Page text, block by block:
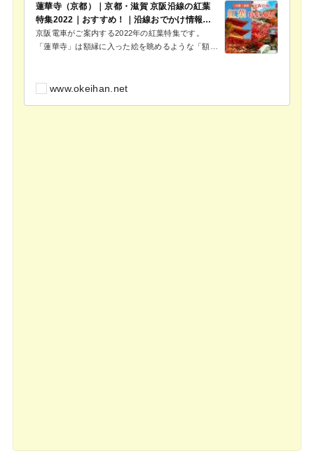
蓮華寺（京都）｜京都・滋賀 京阪沿線の紅葉
特集2022｜おすすめ！｜沿線おでかけ情報
（おけいはん.ねっと）｜京阪電気鉄道株式会
社
京阪電車がご案内する2022年の紅葉特集です。
「蓮華寺」は額縁に入った絵を眺めるような「額縁
www.okeihan.net